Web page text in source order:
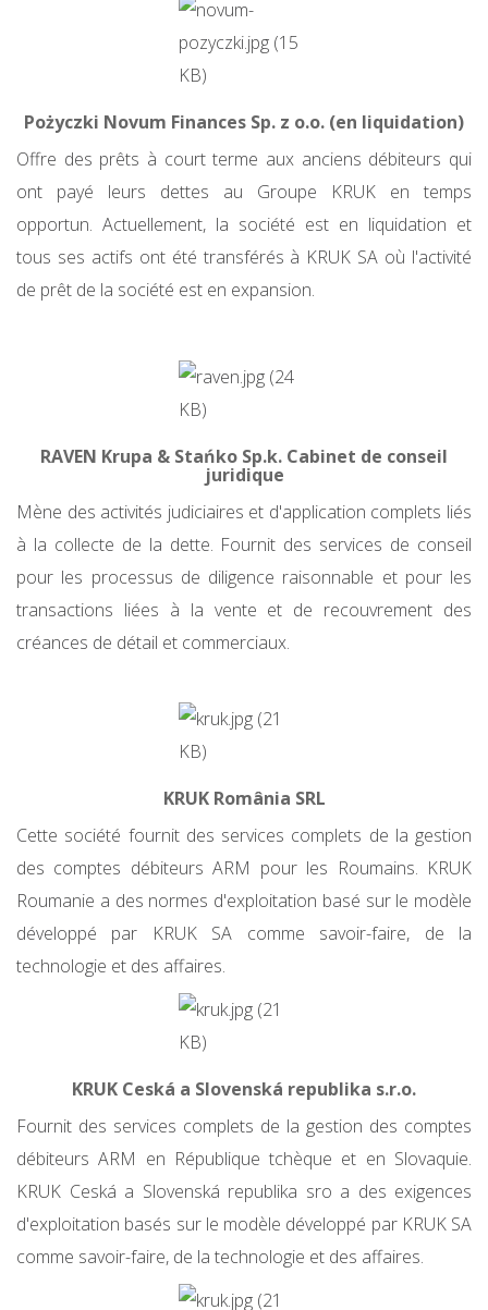
Pożyczki Novum Finances Sp. z o.o. (en liquidation)
Offre des prêts à court terme aux anciens débiteurs qui
ont payé leurs dettes au Groupe KRUK en temps
opportun. Actuellement, la société est en liquidation et
tous ses actifs ont été transférés à KRUK SA où l'activité
de prêt de la société est en expansion.
RAVEN Krupa & Stańko Sp.k. Cabinet de conseil
juridique
Mène des activités judiciaires et d'application complets liés
à la collecte de la dette. Fournit des services de conseil
pour les processus de diligence raisonnable et pour les
transactions liées à la vente et de recouvrement des
créances de détail et commerciaux.
KRUK România SRL
Cette société fournit des services complets de la gestion
des comptes débiteurs ARM pour les Roumains. KRUK
Roumanie a des normes d'exploitation basé sur le modèle
développé par KRUK SA comme savoir-faire, de la
technologie et des affaires.
KRUK Ceská a Slovenská republika s.r.o.
Fournit des services complets de la gestion des comptes
débiteurs ARM en République tchèque et en Slovaquie.
KRUK Ceská a Slovenská republika sro a des exigences
d'exploitation basés sur le modèle développé par KRUK SA
comme savoir-faire, de la technologie et des affaires.